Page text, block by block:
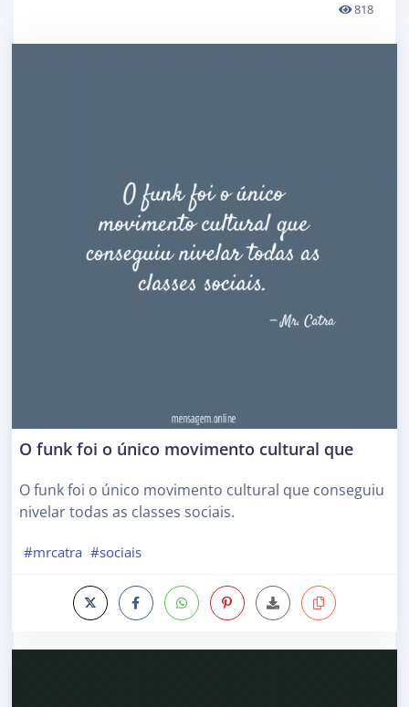
818
O funk foi o único movimento cultural que
O funk foi o único movimento cultural que conseguiu
nivelar todas as classes sociais.
#mrcatra #sociais